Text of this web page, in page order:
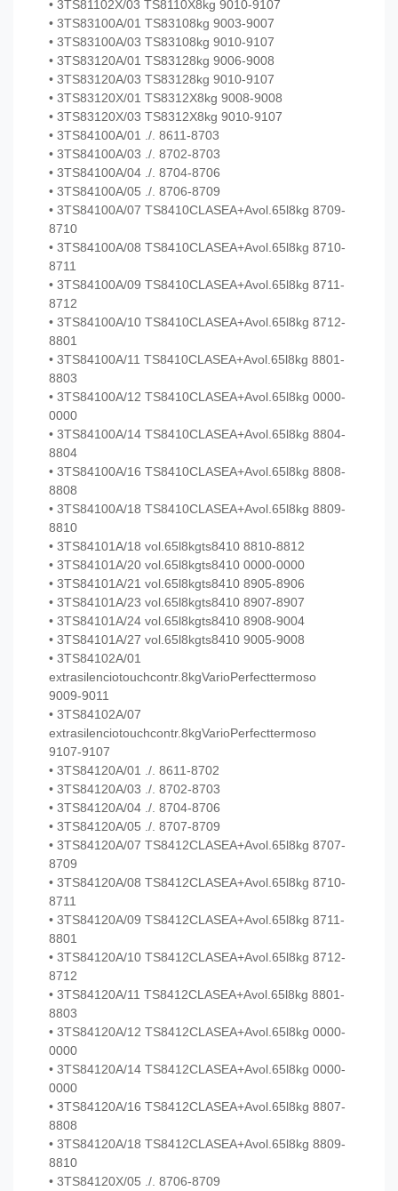
• 3TS81102X/03 TS8110X8kg 9010-9107
• 3TS83100A/01 TS83108kg 9003-9007
• 3TS83100A/03 TS83108kg 9010-9107
• 3TS83120A/01 TS83128kg 9006-9008
• 3TS83120A/03 TS83128kg 9010-9107
• 3TS83120X/01 TS8312X8kg 9008-9008
• 3TS83120X/03 TS8312X8kg 9010-9107
• 3TS84100A/01 ./. 8611-8703
• 3TS84100A/03 ./. 8702-8703
• 3TS84100A/04 ./. 8704-8706
• 3TS84100A/05 ./. 8706-8709
• 3TS84100A/07 TS8410CLASEA+Avol.65l8kg 8709-
8710
• 3TS84100A/08 TS8410CLASEA+Avol.65l8kg 8710-
8711
• 3TS84100A/09 TS8410CLASEA+Avol.65l8kg 8711-
8712
• 3TS84100A/10 TS8410CLASEA+Avol.65l8kg 8712-
8801
• 3TS84100A/11 TS8410CLASEA+Avol.65l8kg 8801-
8803
• 3TS84100A/12 TS8410CLASEA+Avol.65l8kg 0000-
0000
• 3TS84100A/14 TS8410CLASEA+Avol.65l8kg 8804-
8804
• 3TS84100A/16 TS8410CLASEA+Avol.65l8kg 8808-
8808
• 3TS84100A/18 TS8410CLASEA+Avol.65l8kg 8809-
8810
• 3TS84101A/18 vol.65l8kgts8410 8810-8812
• 3TS84101A/20 vol.65l8kgts8410 0000-0000
• 3TS84101A/21 vol.65l8kgts8410 8905-8906
• 3TS84101A/23 vol.65l8kgts8410 8907-8907
• 3TS84101A/24 vol.65l8kgts8410 8908-9004
• 3TS84101A/27 vol.65l8kgts8410 9005-9008
• 3TS84102A/01
extrasilenciotouchcontr.8kgVarioPerfecttermoso
9009-9011
• 3TS84102A/07
extrasilenciotouchcontr.8kgVarioPerfecttermoso
9107-9107
• 3TS84120A/01 ./. 8611-8702
• 3TS84120A/03 ./. 8702-8703
• 3TS84120A/04 ./. 8704-8706
• 3TS84120A/05 ./. 8707-8709
• 3TS84120A/07 TS8412CLASEA+Avol.65l8kg 8707-
8709
• 3TS84120A/08 TS8412CLASEA+Avol.65l8kg 8710-
8711
• 3TS84120A/09 TS8412CLASEA+Avol.65l8kg 8711-
8801
• 3TS84120A/10 TS8412CLASEA+Avol.65l8kg 8712-
8712
• 3TS84120A/11 TS8412CLASEA+Avol.65l8kg 8801-
8803
• 3TS84120A/12 TS8412CLASEA+Avol.65l8kg 0000-
0000
• 3TS84120A/14 TS8412CLASEA+Avol.65l8kg 0000-
0000
• 3TS84120A/16 TS8412CLASEA+Avol.65l8kg 8807-
8808
• 3TS84120A/18 TS8412CLASEA+Avol.65l8kg 8809-
8810
• 3TS84120X/05 ./. 8706-8709